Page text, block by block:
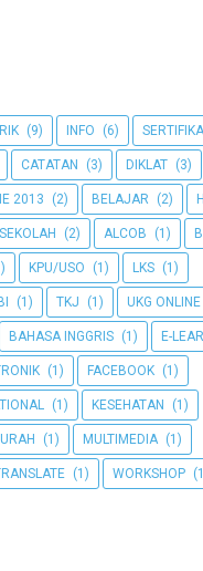
(9) INFO (6)
CATATAN (3) DIKLAT (3)
2013 (2) BELAJAR (2)
(2) ALCOB (1)
KPU/USO (1) LKS (1)
(1) TKJ (1) UKG
BAHASA INGGRIS (1) E-
(1) FACEBOOK (1)
(1) KESEHATAN (1)
(1) MULTIMEDIA (1)
(1) WORKSHOP